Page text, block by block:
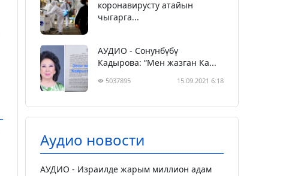
коронавирусту атайын
чыгарга...
АУДИО - Сонунбүбү
Кадырова: “Мен жазган Ка...
5037895 15.09.2021 6:18
Аудио новости
АУДИО - Израилде жарым миллион адам